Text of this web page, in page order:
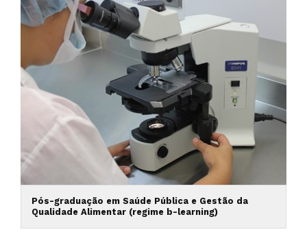
Pós-graduação em Saúde Pública e Gestão da
Qualidade Alimentar (regime b-learning)